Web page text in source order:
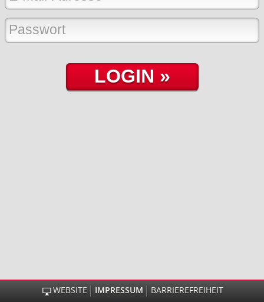
WEBSITE IMPRESSUM BARRIEREFREIHEIT